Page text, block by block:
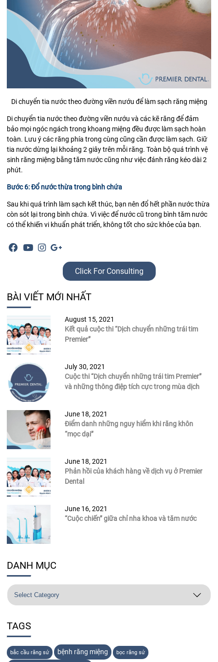
Di chuyển tia nước theo đường viền nướu để làm sạch răng miệng
Di chuyển tia nước theo đường viền nướu và các kẽ răng để đảm
bảo mọi ngóc ngách trong khoang miệng đều được làm sạch hoàn
toàn. Lưu ý các răng phía trong cùng cũng cần được làm sạch. Giữ
tia nước dừng lại khoảng 2 giây trên mỗi răng. Toàn bộ quá trình vệ
sinh răng miệng bằng tăm nước cũng như việc đánh răng kéo dài 2
phút.
Bước 6: Đổ nước thừa trong bình chứa
Sau khi quá trình làm sạch kết thúc, bạn nên đổ hết phần nước thừa
còn sót lại trong bình chứa. Vì việc để nước cũ trong bình tăm nước
có thể khiến vi khuẩn phát triển, không tốt cho sức khỏe của bạn.
Click For Consulting
BÀI VIẾT MỚI NHẤT
August 15, 2021
Kết quả cuộc thi “Dịch chuyển những trái tim
Premier”
July 30, 2021
Cuộc thi “Dịch chuyển những trái tim Premier”
và những thông điệp tích cực trong mùa dịch
June 18, 2021
Điểm danh những nguy hiểm khi răng khôn
“mọc dại”
June 18, 2021
Phản hồi của khách hàng về dịch vụ ở Premier
Dental
June 16, 2021
“Cuộc chiến” giữa chỉ nha khoa và tăm nước
DANH MỤC
TAGS
bắc cầu răng sứ bệnh răng miệng bọc răng sứ